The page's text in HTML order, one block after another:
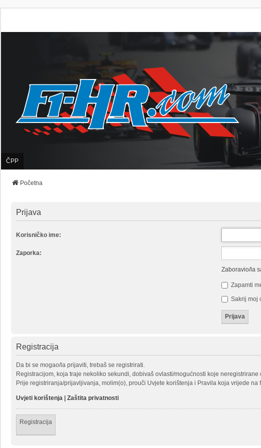
ČPP
Početna
Prijava
Korisničko ime:
Zaporka:
Zaboravio/la
Zapamti
Sakrij moj
Registracija
Da bi se mogao/la prijaviti, trebaš se registrirati.
Registracijom, koja traje nekoliko sekundi, dobivaš ovlasti/mogućnosti koje neregistrirane
Prije registriranja/prijavljivanja, molim(o), prouči Uvjete korištenja i Pravila koja vrijede na
Uvjeti korištenja | Zaštita privatnosti
Registracija